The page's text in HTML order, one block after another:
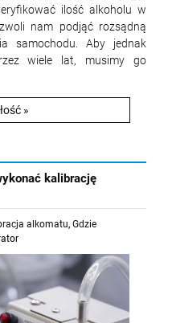
ilość alkoholu w
nam podjąć rozsądną
samochodu. Aby jednak
wiele lat, musimy go
»
kalibrację
alkomatu, Gdzie